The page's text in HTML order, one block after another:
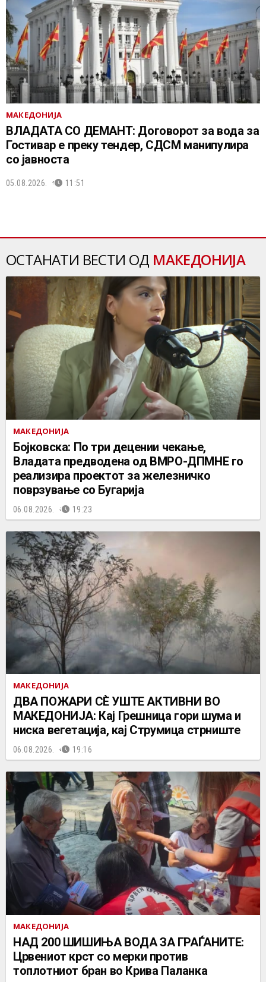
МАКЕДОНИЈА
ВЛАДАТА СО ДЕМАНТ: Договорот за вода за
Гостивар е преку тендер, СДСМ манипулира
со јавноста
05.08.2026. 11:51
ОСТАНАТИ ВЕСТИ ОД МАКЕДОНИЈА
МАКЕДОНИЈА
Бојковска: По три децении чекање,
Владата предводена од ВМРО-ДПМНЕ го
реализира проектот за железничко
поврзување со Бугарија
06.08.2026. 19:23
МАКЕДОНИЈА
ДВА ПОЖАРИ СÈ УШТЕ АКТИВНИ ВО
МАКЕДОНИЈА: Кај Грешница гори шума и
ниска вегетација, кај Струмица стрниште
06.08.2026. 19:16
МАКЕДОНИЈА
НАД 200 ШИШИЊА ВОДА ЗА ГРАЃАНИТЕ:
Црвениот крст со мерки против
топлотниот бран во Крива Паланка